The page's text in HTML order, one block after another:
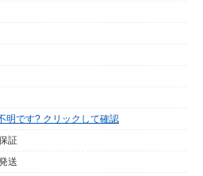
明です? クリックして確認
証
送